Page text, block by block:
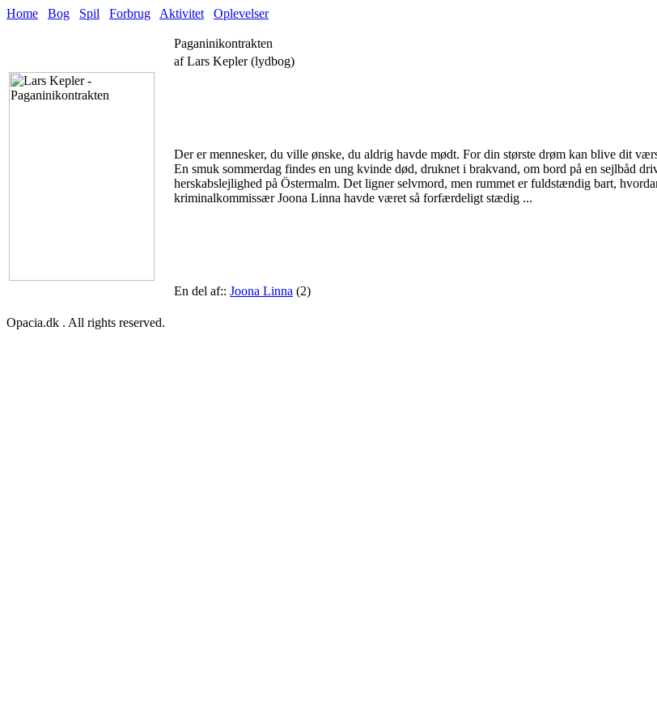
Home Bog Spil Forbrug Aktivitet Oplevelser
Paganinikontrakten
af Lars Kepler (lydbog)
Der er mennesker, du ville ønske, du aldrig havde mødt. For din største drøm kan blive dit
En smuk sommerdag findes en ung kvinde død, druknet i brakvand, om bord på en sejlbåd
herskabslejlighed på Östermalm. Det ligner selvmord, men rummet er fuldstændig bart,
kriminalkommissær Joona Linna havde været så forfærdeligt stædig ...
En del af:: Joona Linna (2)
Opacia.dk . All rights reserved.